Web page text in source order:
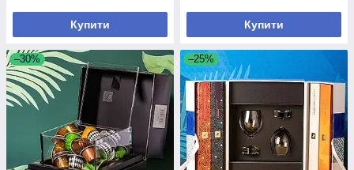
Купити Купити
–30% –25%